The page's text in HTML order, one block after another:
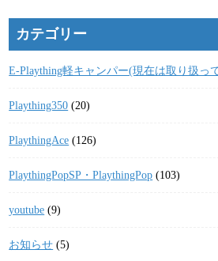
カテゴリー
E-Plaything軽キャンパー(現在は取り扱っ
Plaything350 (20)
PlaythingAce (126)
PlaythingPopSP・PlaythingPop (103)
youtube (9)
お知らせ (5)